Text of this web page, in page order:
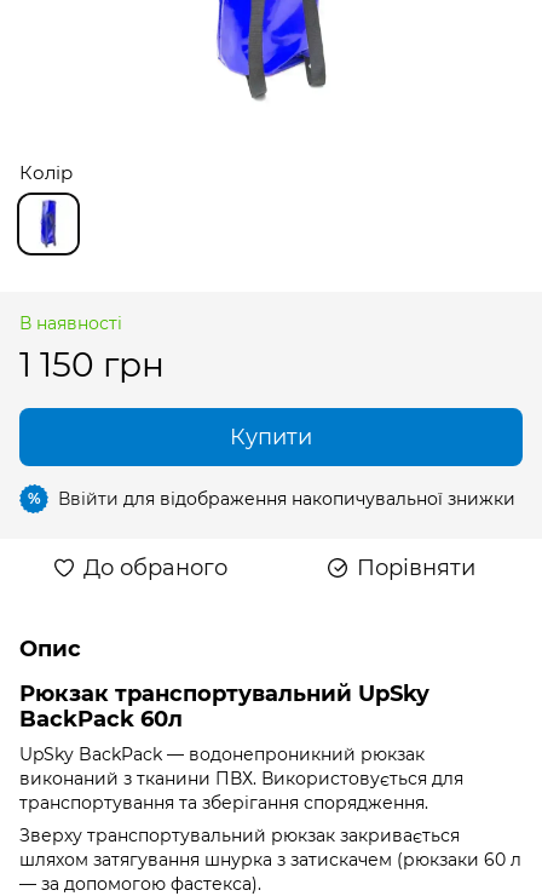
Колір
В наявності
1 150 грн
Купити
% Ввійти для відображення накопичувальної знижки
До обраного Порівняти
Опис
Рюкзак транспортувальний UpSky
BackPack 60л
UpSky BackPack — водонепроникний рюкзак
виконаний з тканини ПВХ. Використовується для
транспортування та зберігання спорядження.
Зверху транспортувальний рюкзак закривається
шляхом затягування шнурка з затискачем (рюкзаки 60 л
— за допомогою фастекса).